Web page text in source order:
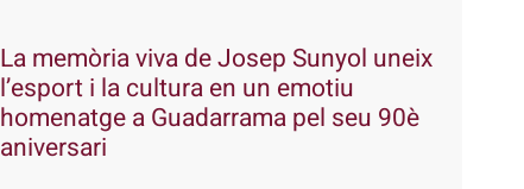
La memòria viva de Josep Sunyol uneix
l’esport i la cultura en un emotiu
homenatge a Guadarrama pel seu 90è
aniversari